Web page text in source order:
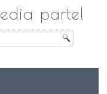
parte!